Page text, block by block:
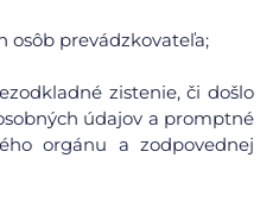
osôb prevádzkovateľa;
zistenie, či došlo
údajov a promptné
orgánu a zodpovednej